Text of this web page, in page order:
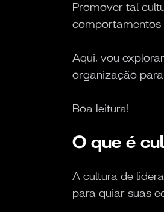
Promover tal
comportamentos
Aqui, vou
organização
Boa leitura!
O que é
A cultura de
para guiar suas